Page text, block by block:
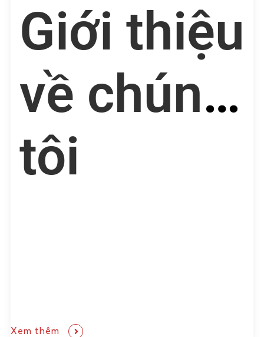
Giới thiệu
về chúng
tôi
Xem thêm